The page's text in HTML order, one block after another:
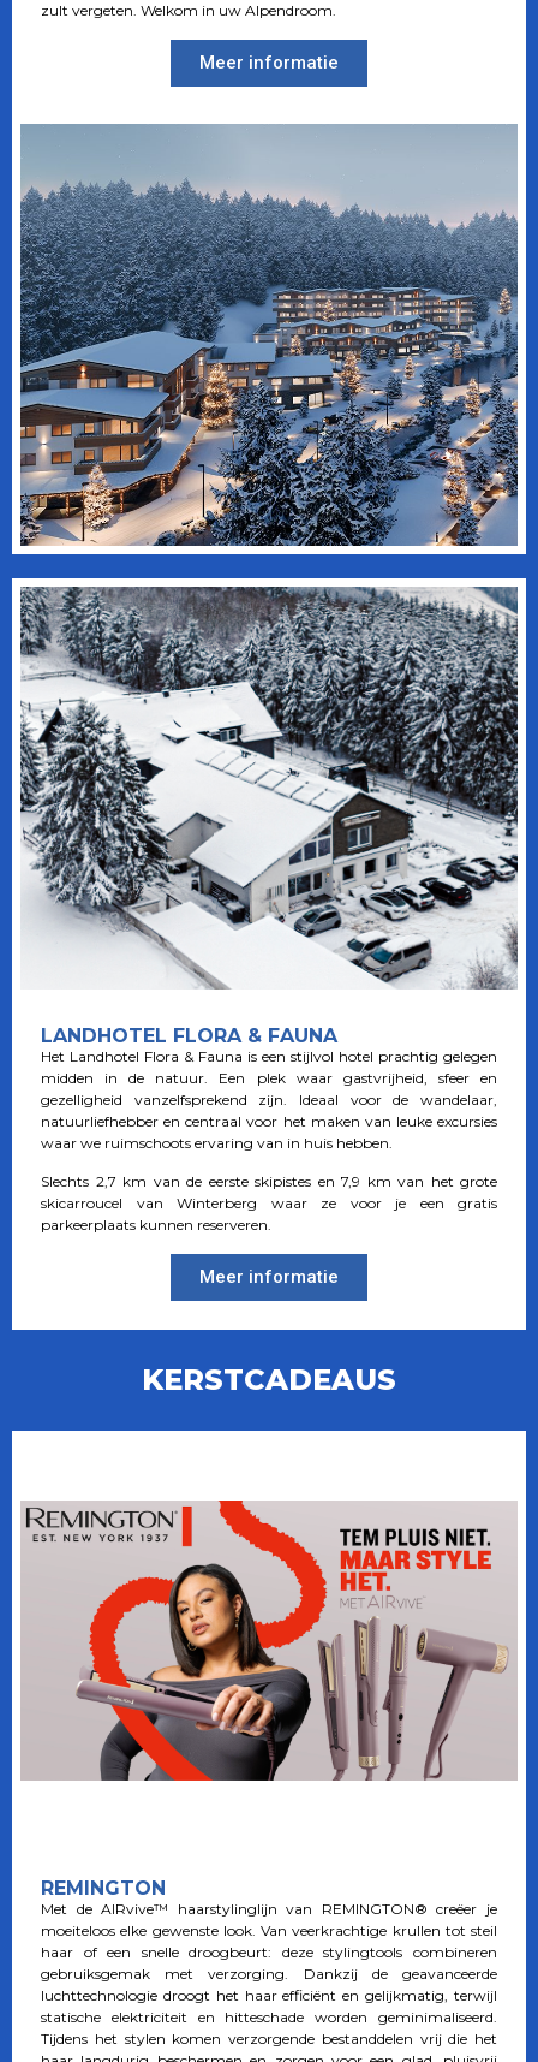
zult vergeten. Welkom in uw Alpendroom.
Meer informatie
LANDHOTEL FLORA & FAUNA
Het Landhotel Flora & Fauna is een stijlvol hotel prachtig gelegen
midden in de natuur. Een plek waar gastvrijheid, sfeer en
gezelligheid vanzelfsprekend zijn. Ideaal voor de wandelaar,
natuurliefhebber en centraal voor het maken van leuke excursies
waar we ruimschoots ervaring van in huis hebben.
Slechts 2,7 km van de eerste skipistes en 7,9 km van het grote
skicarroucel van Winterberg waar ze voor je een gratis
parkeerplaats kunnen reserveren.
Meer informatie
KERSTCADEAUS
REMINGTON
Met de AIRvive™ haarstylinglijn van REMINGTON® creëer je
moeiteloos elke gewenste look. Van veerkrachtige krullen tot steil
haar of een snelle droogbeurt: deze stylingtools combineren
gebruiksgemak met verzorging. Dankzij de geavanceerde
luchttechnologie droogt het haar efficiënt en gelijkmatig, terwijl
statische elektriciteit en hitteschade worden geminimaliseerd.
Tijdens het stylen komen verzorgende bestanddelen vrij die het